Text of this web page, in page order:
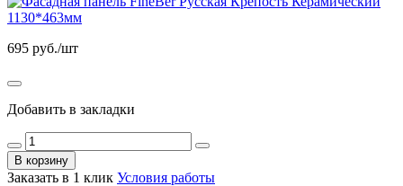
695 руб./шт
Добавить в закладки
В корзину
Заказать в 1 клик Условия работы